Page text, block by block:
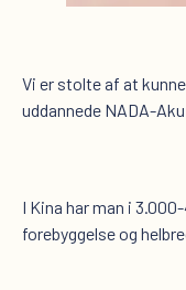
Vi er stolte af at
uddannede NADA-
I Kina har man i
forebyggelse og